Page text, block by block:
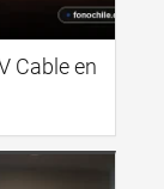
Cable en